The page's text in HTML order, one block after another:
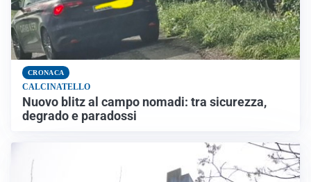
CRONACA
CALCINATELLO
Nuovo blitz al campo nomadi: tra sicurezza,
degrado e paradossi